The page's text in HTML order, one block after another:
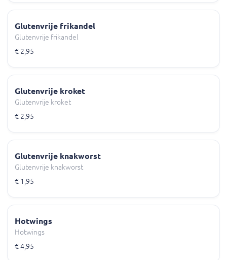
Glutenvrije frikandel
Glutenvrije frikandel
€ 2,95
Glutenvrije kroket
Glutenvrije kroket
€ 2,95
Glutenvrije knakworst
Glutenvrije knakworst
€ 1,95
Hotwings
Hotwings
€ 4,95